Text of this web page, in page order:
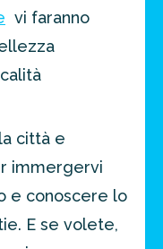
vi faranno
città e
immergervi
e conoscere lo
E se volete,